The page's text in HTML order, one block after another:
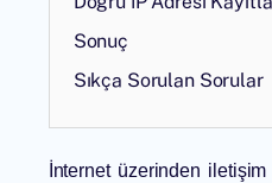
Sonuç
Sıkça Sorulan Sorular
İnternet üzerinden